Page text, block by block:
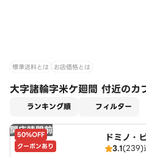
標準送料とは お店価格とは
大字諸輪字米ケ廻間 付近のカ
ランキング順 フィルター
開店時間前
50%OFF
クーポンあり
ドミノ
no's
3.1(239)